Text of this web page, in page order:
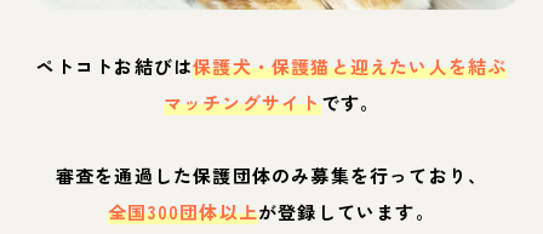
ペトコトお結びは保護犬・保護猫と迎えたい人を結ぶ
マッチングサイトです。
審査を通過した保護団体のみ募集を行っており、
全国300団体以上が登録しています。